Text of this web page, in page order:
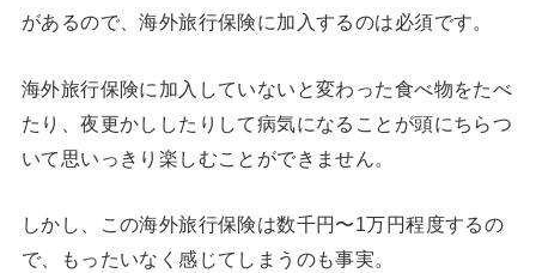
があるので、海外旅行保険に加入するのは必須です。
海外旅行保険に加入していないと変わった食べ物をたべ
たり、夜更かししたりして病気になることが頭にちらつ
いて思いっきり楽しむことができません。
しかし、この海外旅行保険は数千円〜1万円程度するの
で、もったいなく感じてしまうのも事実。